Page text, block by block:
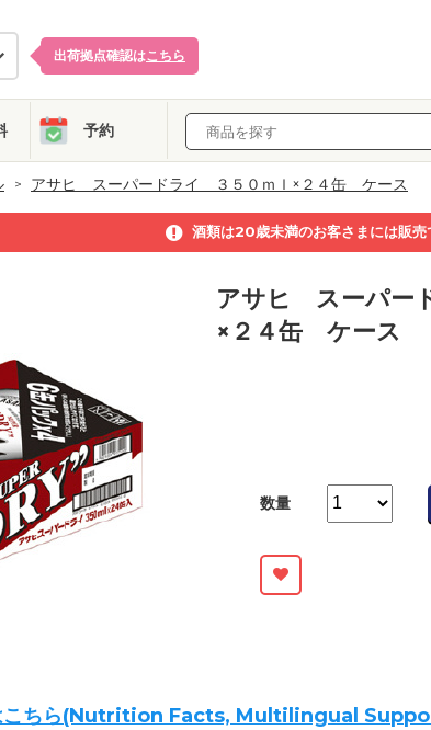
出荷拠点確認はこちら
予約
アサヒ スーパードライ ３５０ｍｌ×２４缶 ケース
酒類は20歳未満のお客さまには販売
アサヒ スーパー
×２４缶 ケース
数量
こちら(Nutrition Facts, Multilingual